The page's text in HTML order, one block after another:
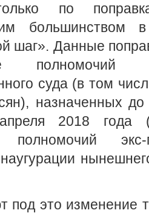
по
большинством
шаг». Данные
полномочий
суда (в том
назначенных
2018 года
полномочий
под это изменение